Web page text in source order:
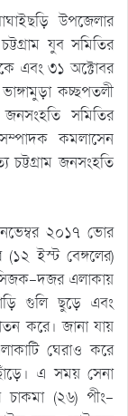
উপজেলার
যুব সমিতির
এবং ৩১ অক্টোবর
কচ্ছপতলী
জনসংহতি সমিতির
কমলাসেন
চট্টগ্রাম জনসংহতি
২০১৭ ভোর
ইস্ট বেঙ্গলের)
দজর এলাকায়
গুলি ছুড়ে এবং
করে। জানা যায়
ঘেরাও করে
এ সময় সেনা
(২৬) পীং-